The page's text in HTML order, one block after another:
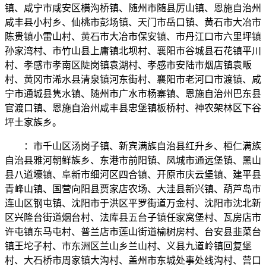
镇、咸宁市咸安区横沟桥镇、随州市随县厉山镇、恩施自治州
咸丰县小村乡、仙桃市彭场镇、天门市岳口镇、黄石市大冶市
陈贵镇小雷山村、黄石市大冶市保安镇、市丹江口市六里坪镇
孙家湾村、市竹山县上庸镇北坝村、襄阳市谷城县石花镇平川
村、孝感市孝南区陡岗镇袁湖村、孝感市安陆市烟店镇袁畈
村、黄冈市浠水县清泉镇河东街村、襄阳市老河口市渡镇、咸
宁市通城县隽水镇、随州市广水市杨寨镇、恩施自治州巴东县
官渡口镇、恩施自治州咸丰县忠堡镇板桥村、神农架林区下谷
坪土家族乡。
：市千山区汤岗子镇、新宾满族自治县红升乡、桓仁满族
自治县雅河朝鲜族乡、东港市前阳镇、凤城市通远堡镇、黑山
县八道壕镇、阜新市细河区四合镇、开原市庆云堡镇、建平县
青峰山镇、国营向阳县贾家店农场、大洼县新兴镇、葫芦岛市
连山区钢屯镇、沈阳市于洪区平罗街道万金村、沈阳市沈北新
区兴隆台街道烟台村、法库县五台子镇任家窝堡村、瓦房店市
许屯镇东马屯村、普兰店市莲山街道榆树房村、台安县韭菜台
镇王坨子村、市东洲区兰山乡兰山村、义县九道岭镇回复堡
村、大石桥市周家镇大沟村、盖州市东城处事处线沟村、营口